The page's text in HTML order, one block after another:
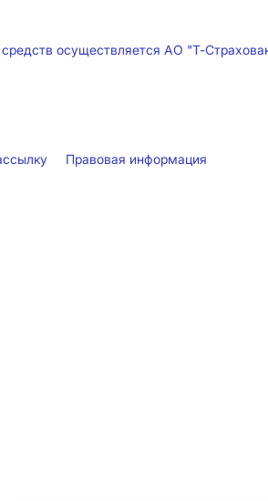
средств осуществляется АО "Т-
Правовая информация